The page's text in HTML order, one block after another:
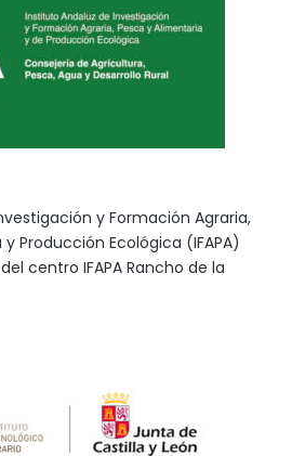
y Formación Agraria,
Producción Ecológica (IFAPA)
centro IFAPA Rancho de la